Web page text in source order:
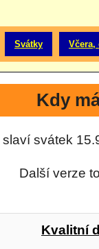
Svátky Včera,
Kdy
slaví svátek
Další verze
Kvalitní